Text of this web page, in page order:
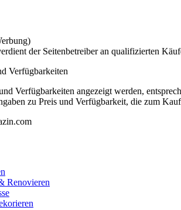
der Seitenbetreiber an qualifizierten
Verfügbarkeiten
Verfügbarkeiten angezeigt werden,
zu Preis und Verfügbarkeit, die zum
Renovieren